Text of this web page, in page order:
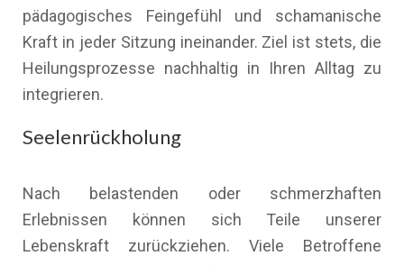
pädagogisches Feingefühl und schamanische
Kraft in jeder Sitzung ineinander. Ziel ist stets, die
Heilungsprozesse nachhaltig in Ihren Alltag zu
integrieren.
Seelenrückholung
Nach belastenden oder schmerzhaften
Erlebnissen können sich Teile unserer
Lebenskraft zurückziehen. Viele Betroffene